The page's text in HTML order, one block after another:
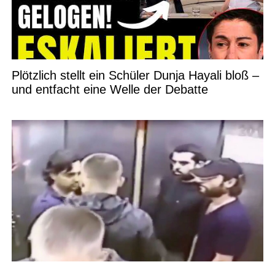
Plötzlich stellt ein Schüler Dunja Hayali bloß –
und entfacht eine Welle der Debatte